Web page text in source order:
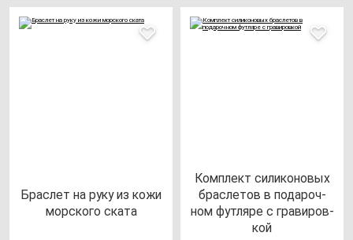
Брас­лет на ру­ку из ко­жи
мор­ско­го ска­та
Ком­плект си­ли­ко­но­вых
брас­ле­тов в по­да­роч­
ном фут­ля­ре с гра­ви­ров­
кой